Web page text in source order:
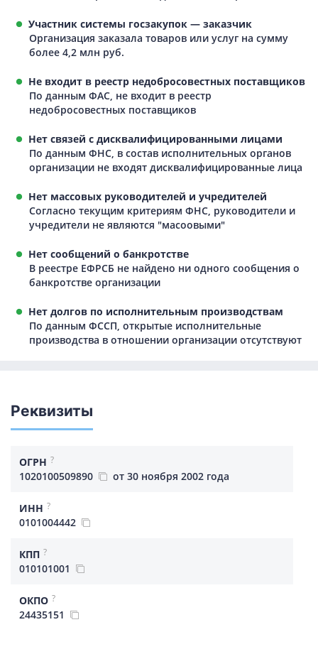
Участник системы госзакупок — заказчик
Организация заказала товаров или услуг на сумму
более 4,2 млн руб.
Не входит в реестр недобросовестных поставщиков
По данным ФАС, не входит в реестр
недобросовестных поставщиков
Нет связей с дисквалифицированными лицами
По данным ФНС, в состав исполнительных органов
организации не входят дисквалифицированные лица
Нет массовых руководителей и учредителей
Согласно текущим критериям ФНС, руководители и
учредители не являются "масоовыми"
Нет сообщений о банкротстве
В реестре ЕФРСБ не найдено ни одного сообщения о
банкротстве организации
Нет долгов по исполнительным производствам
По данным ФССП, открытые исполнительные
производства в отношении организации отсутствуют
Реквизиты
ОГРН ?
1020100509890 от 30 ноября 2002 года
ИНН ?
0101004442
КПП ?
010101001
ОКПО ?
24435151